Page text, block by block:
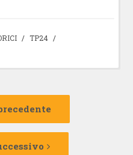
/ TP24/
Articolo
Articolo